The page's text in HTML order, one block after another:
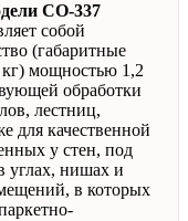
СО-337
собой
(габаритные
мощностью 1,2
обработки
лестниц,
для качественной
у стен, под
углах, нишах и
в которых